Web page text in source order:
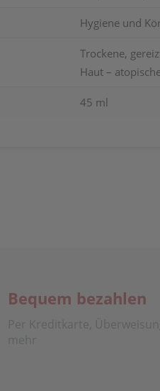
Hygiene und
Trockene,
Haut –
45 ml
Bequem bezahlen
Per Kreditkarte,
mehr